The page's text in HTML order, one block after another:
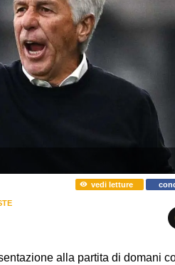
vedi letture
alla partita di domani